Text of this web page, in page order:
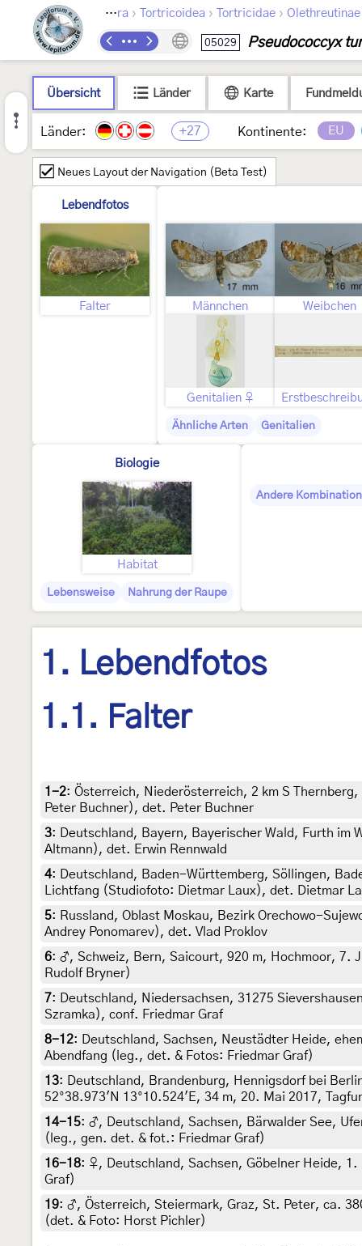
Lepidoptera › Tortricoidea › Tortricidae › Olethreutinae
05029 Pseudococcyx
Übersicht Länder Karte
Länder: +27 Kontinente: EU
Neues Layout der Navigation (Beta Test)
Lebendfotos
Falter Männchen Weibchen
Genitalien ♀
Ähnliche Arten Genitalien
Biologie
Habitat
Lebensweise Nahrung der Raupe
Andere
1. Lebendfotos
1.1. Falter
1-2: Österreich, Niederösterreich, 2 km S
Peter Buchner), det. Peter Buchner
3:
Deutschland, Bayern, Bayerischer Wald, Furth
Altmann), det. Erwin Rennwald
4:
Deutschland, Baden-Württemberg, Söllingen,
Lichtfang (Studiofoto: Dietmar Laux), det. Dietmar
5: Russland, Oblast Moskau, Bezirk Orechowo-
Andrey Ponomarev), det. Vlad Proklov
6: ♂, Schweiz, Bern, Saicourt, 920 m, Hochmoor, 7.
Rudolf Bryner)
7:
Deutschland, Niedersachsen, 31275
Szramka), conf. Friedmar Graf
8-12:
Deutschland, Sachsen, Neustädter Heide,
Abendfang (leg., det. & Fotos: Friedmar Graf)
13:
Deutschland, Brandenburg, Hennigsdorf bei
52°38.973'N 13°10.524'E, 34 m, 20. Mai 2017,
14-15: ♂, Deutschland, Sachsen, Bärwalder See,
(leg., gen. det. & fot.: Friedmar Graf)
16-18: ♀, Deutschland, Sachsen, Göbelner Heide,
Graf)
19: ♂, Österreich, Steiermark, Graz, St. Peter, ca.
(det. & Foto: Horst Pichler)